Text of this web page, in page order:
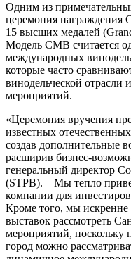
Одним из
церемония награждения
15 высших медалей
Модель CMB считается
международных
которые часто
винодельческой
мероприятий.
«Церемония вручения
известных
создав дополнительные
расширив бизнес-
генеральный директор
(STPB). – Мы тепло
компании для
Кроме того, мы искренне
выставок рассмотреть
мероприятий, поскольку
город можно